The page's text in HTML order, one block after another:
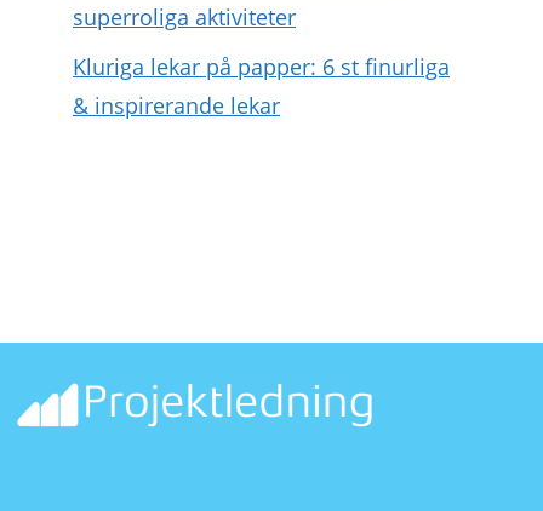
superroliga aktiviteter
Kluriga lekar på papper: 6 st finurliga
& inspirerande lekar